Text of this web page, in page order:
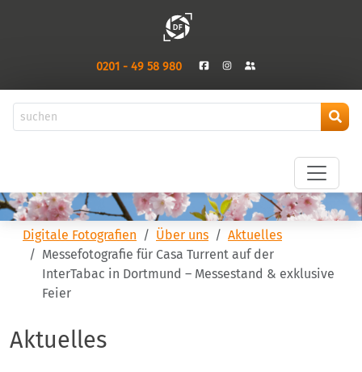
0201 - 49 58 980
Digitale Fotografien Über uns
Aktuelles
Messefotografie für Casa Turrent auf der
InterTabac in Dortmund – Messestand & exklusive
Feier
Aktuelles